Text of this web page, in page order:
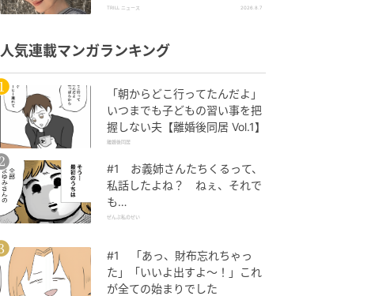
い」「うっとり」
TRILL ニュース 2026.8.7
人気連載マンガランキング
「朝からどこ行ってたんだよ」
いつまでも子どもの習い事を把
握しない夫【離婚後同居 Vol.1】
離婚後同居
#1 お義姉さんたちくるって、
私話したよね？ ねぇ、それで
も…
ぜんぶ私のせい
#1 「あっ、財布忘れちゃっ
た」「いいよ出すよ〜！」これ
が全ての始まりでした